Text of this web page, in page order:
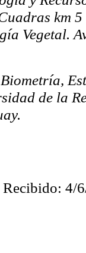
km
Vegetal.
de la
Recibido: 4/